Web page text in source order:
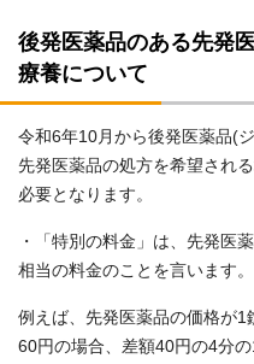
後発医薬品のある先発
療養について
令和6年10月から後発医薬品(
先発医薬品の処方を希望され
必要となります。
・「特別の料金」は、先発医
相当の料金のことを言います。
例えば、先発医薬品の価格が
60円の場合、差額40円の4分